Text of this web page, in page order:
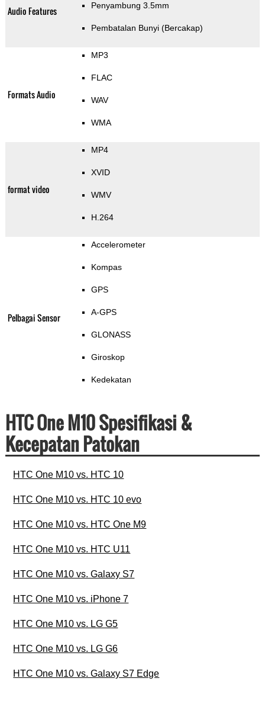
Audio Features Penyambung 3.5mm
Pembatalan Bunyi (Bercakap)
Formats Audio
MP3
FLAC
WAV
WMA
format video
MP4
XVID
WMV
H.264
Pelbagai Sensor
Accelerometer
Kompas
GPS
A-GPS
GLONASS
Giroskop
Kedekatan
HTC One M10 Spesifikasi &
Kecepatan Patokan
HTC One M10 vs. HTC 10
HTC One M10 vs. HTC 10 evo
HTC One M10 vs. HTC One M9
HTC One M10 vs. HTC U11
HTC One M10 vs. Galaxy S7
HTC One M10 vs. iPhone 7
HTC One M10 vs. LG G5
HTC One M10 vs. LG G6
HTC One M10 vs. Galaxy S7 Edge